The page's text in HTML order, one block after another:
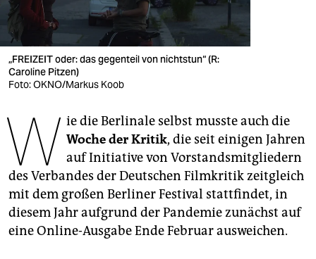
verlag
veranstaltungen
shop
fragen & hilfe
unterstützen
abo
genossenschaft
epaper login
„FREIZEIT oder: das gegenteil von nichtstun“ (R:
Caroline Pitzen​)
Foto: OKNO/Markus Koob
W ie die Berlinale selbst musste auch die
Woche der Kritik, die seit einigen Jahren
auf Initiative von Vorstandsmitgliedern
des Verbandes der Deutschen Filmkritik zeitgleich
mit dem großen Berliner Festival stattfindet, in
diesem Jahr aufgrund der Pandemie zunächst auf
eine Online-Ausgabe Ende Februar ausweichen.